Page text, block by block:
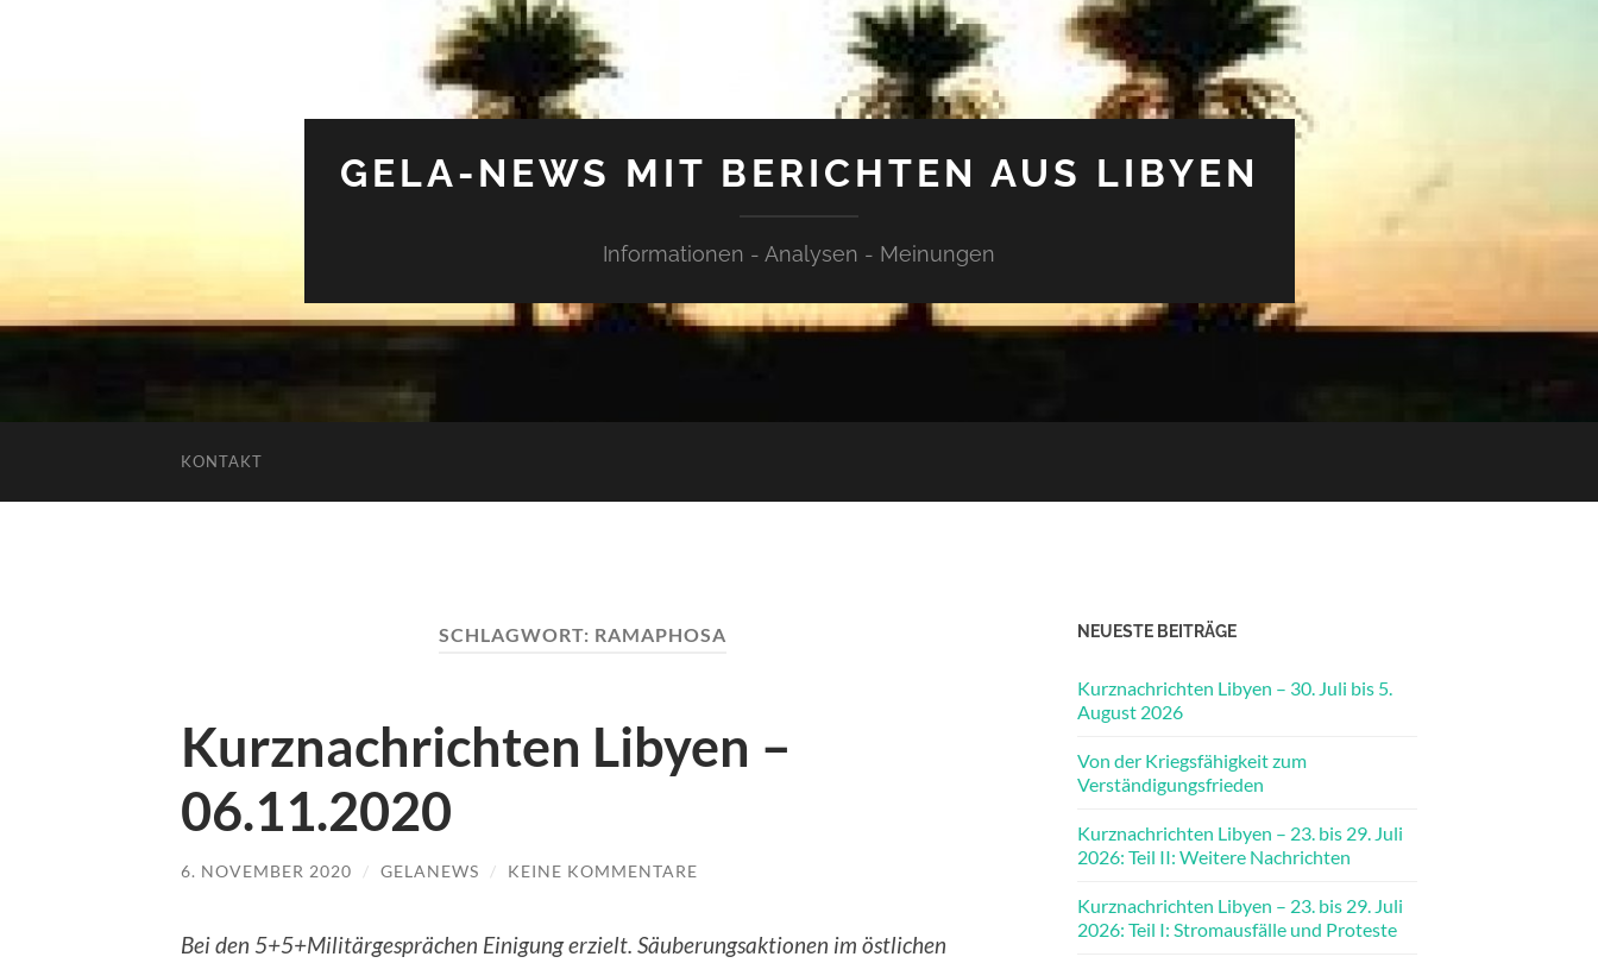
GELA-NEWS MIT BERICHTEN AUS LIBYEN
Informationen - Analysen - Meinungen
KONTAKT
SCHLAGWORT: RAMAPHOSA
Kurznachrichten Libyen –
06.11.2020
6. NOVEMBER 2020 / GELANEWS / KEINE KOMMENTARE
Bei den 5+5+Militärgesprächen Einigung erzielt. Säuberungsaktionen im östlichen
NEUESTE BEITRÄGE
Kurznachrichten Libyen – 30. Juli bis 5.
August 2026
Von der Kriegsfähigkeit zum
Verständigungsfrieden
Kurznachrichten Libyen – 23. bis 29. Juli
2026: Teil II: Weitere Nachrichten
Kurznachrichten Libyen – 23. bis 29. Juli
2026: Teil I: Stromausfälle und Proteste